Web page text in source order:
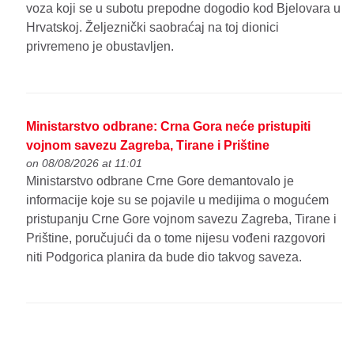
voza koji se u subotu prepodne dogodio kod Bjelovara u
Hrvatskoj. Željeznički saobraćaj na toj dionici
privremeno je obustavljen.
Ministarstvo odbrane: Crna Gora neće pristupiti
vojnom savezu Zagreba, Tirane i Prištine
on 08/08/2026 at 11:01
Ministarstvo odbrane Crne Gore demantovalo je
informacije koje su se pojavile u medijima o mogućem
pristupanju Crne Gore vojnom savezu Zagreba, Tirane i
Prištine, poručujući da o tome nijesu vođeni razgovori
niti Podgorica planira da bude dio takvog saveza.